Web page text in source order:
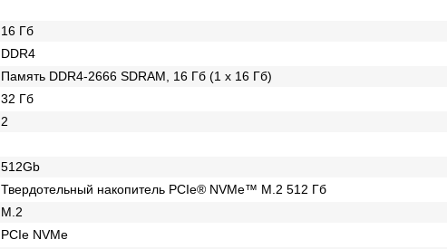
16 Гб
DDR4
Память DDR4-2666 SDRAM, 16 Гб (1 x 16 Гб)
32 Гб
2
512Gb
Твердотельный накопитель PCIe® NVMe™ M.2 512 Гб
M.2
PCIe NVMe